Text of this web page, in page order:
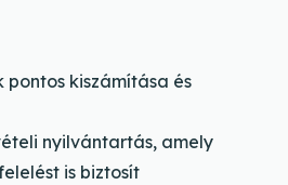
kiszámítása és
nyilvántartás, amely
is biztosít